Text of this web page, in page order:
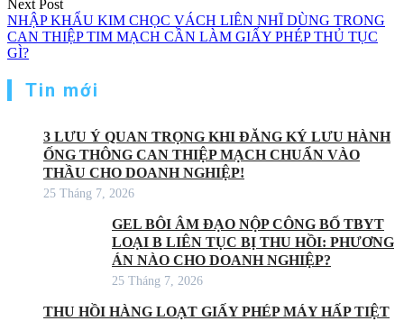
Next Post
NHẬP KHẨU KIM CHỌC VÁCH LIÊN NHĨ DÙNG TRONG
CAN THIỆP TIM MẠCH CẦN LÀM GIẤY PHÉP THỦ TỤC
GÌ?
Tin mới
3 LƯU Ý QUAN TRỌNG KHI ĐĂNG KÝ LƯU HÀNH
ỐNG THÔNG CAN THIỆP MẠCH CHUẨN VÀO
THẦU CHO DOANH NGHIỆP!
25 Tháng 7, 2026
GEL BÔI ÂM ĐẠO NỘP CÔNG BỐ TBYT
LOẠI B LIÊN TỤC BỊ THU HỒI: PHƯƠNG
ÁN NÀO CHO DOANH NGHIỆP?
25 Tháng 7, 2026
THU HỒI HÀNG LOẠT GIẤY PHÉP MÁY HẤP TIỆT